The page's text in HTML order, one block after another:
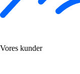
Vores kunder